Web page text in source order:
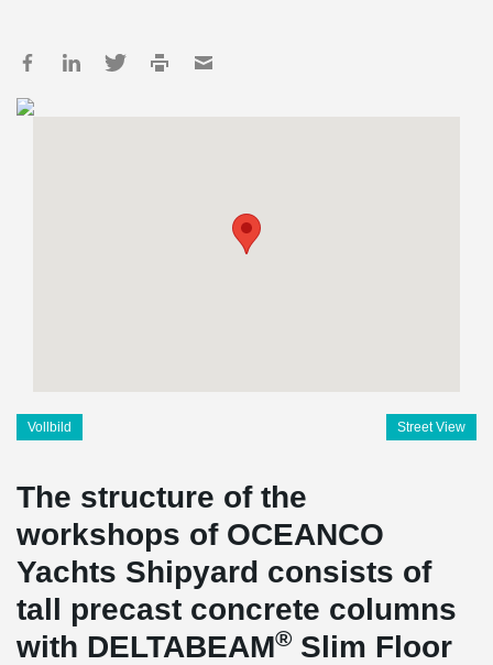
Vollbild Street View
The structure of the
workshops of OCEANCO
Yachts Shipyard consists of
tall precast concrete columns
with DELTABEAM® Slim Floor